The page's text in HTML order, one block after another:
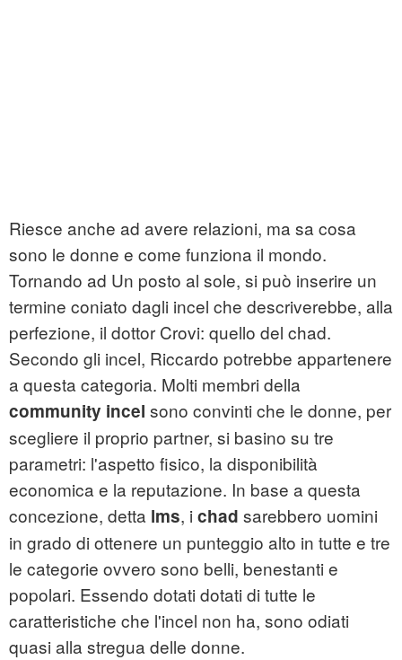
Riesce anche ad avere relazioni, ma sa cosa
sono le donne e come funziona il mondo.
Tornando ad Un posto al sole, si può inserire un
termine coniato dagli incel che descriverebbe, alla
perfezione, il dottor Crovi: quello del chad.
Secondo gli incel, Riccardo potrebbe appartenere
a questa categoria. Molti membri della
community incel sono convinti che le donne, per
scegliere il proprio partner, si basino su tre
parametri: l'aspetto fisico, la disponibilità
economica e la reputazione. In base a questa
concezione, detta lms, i chad sarebbero uomini
in grado di ottenere un punteggio alto in tutte e tre
le categorie ovvero sono belli, benestanti e
popolari. Essendo dotati dotati di tutte le
caratteristiche che l'incel non ha, sono odiati
quasi alla stregua delle donne.